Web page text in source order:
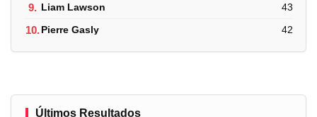
9. Liam Lawson 43
10.Pierre Gasly 42
Últimos Resultados